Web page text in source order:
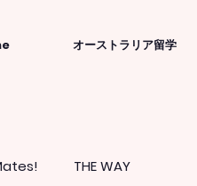
オーストラリア留学
THE WAY